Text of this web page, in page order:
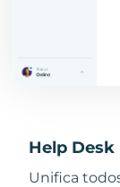
Help Desk
Unifica